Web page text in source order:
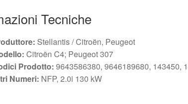
Tecniche
Stellantis / Citroën, Peugeot
Citroën C4; Peugeot 307
Prodotto: 9643586380, 9646189680, 143450,
Numeri: NFP, 2.0i 130 kW